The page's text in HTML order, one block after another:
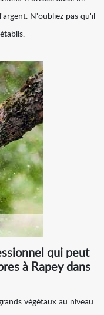
N'oubliez pas qu'il
qui peut
à Rapey dans
végétaux au niveau